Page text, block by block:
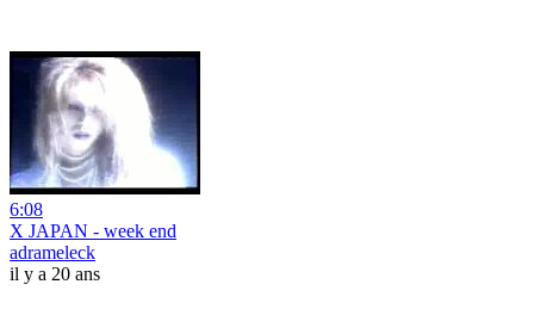
6:08
X JAPAN - week end
adrameleck
il y a 20 ans